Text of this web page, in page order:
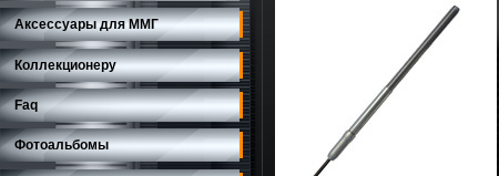
Аксессуары для ММГ
Коллекционеру
Faq
Фотоальбомы